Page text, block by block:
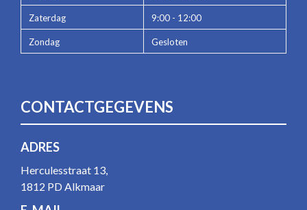
Zaterdag 9:00 - 12:00
Zondag Gesloten
CONTACTGEGEVENS
ADRES
Herculesstraat 13,
1812 PD Alkmaar